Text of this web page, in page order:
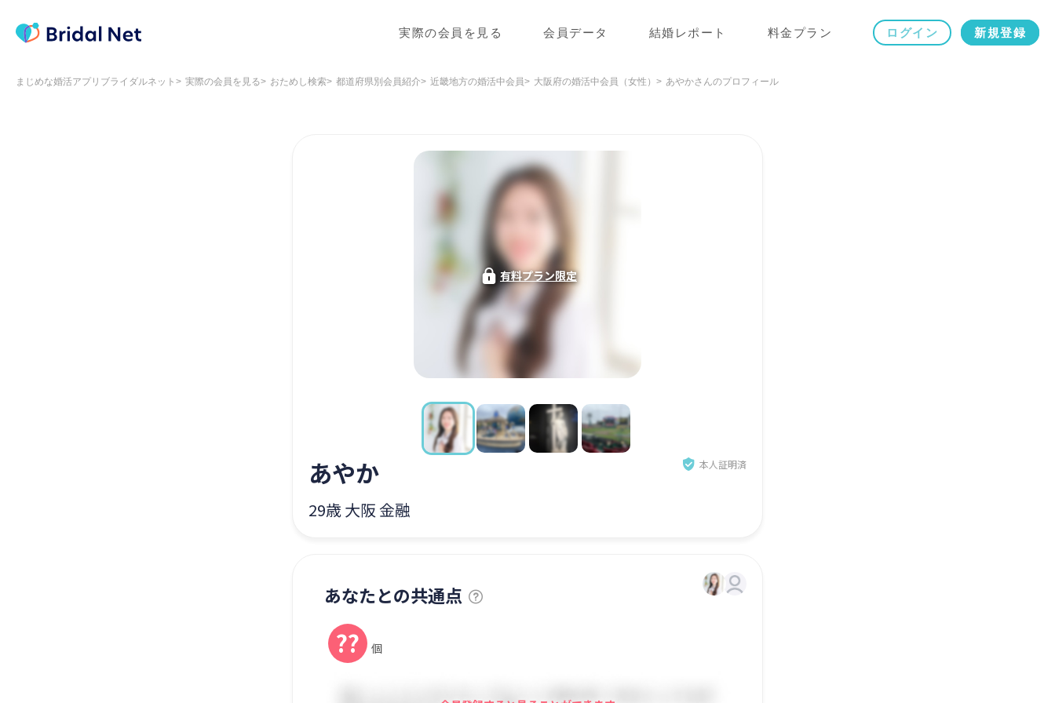
実際の会員を見る 会員データ 結婚レポート 料金プラン ログイン 新規登録
まじめな婚活アプリブライダルネット 実際の会員を見る おためし検索 都道府県別会員紹介 近畿地方の婚活中会員 大阪府の婚活中会員（女性） あやかさんのプロフィール
有料プラン限定
あやか 本人証明済
29歳 大阪 金融
あなたとの共通点
?? 個